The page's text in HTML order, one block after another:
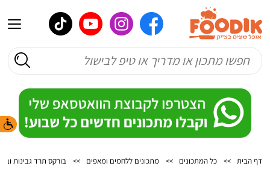
דף הבית >> כל המתכונים >> מתכונים ללחמים ומאפים >> בורקס תרד גבינות